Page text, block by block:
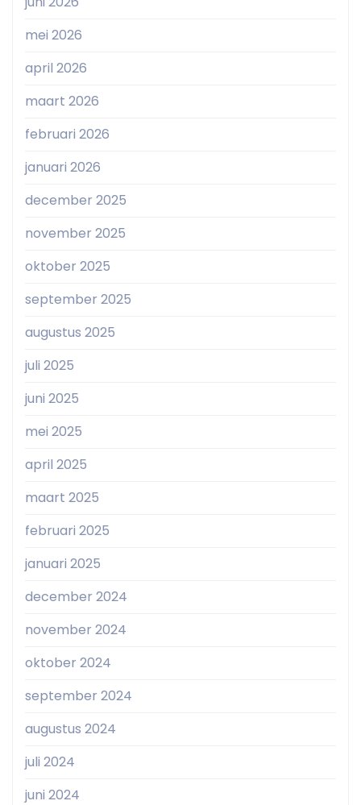
mei 2026
april 2026
maart 2026
februari 2026
januari 2026
december 2025
november 2025
oktober 2025
september 2025
augustus 2025
juli 2025
juni 2025
mei 2025
april 2025
maart 2025
februari 2025
januari 2025
december 2024
november 2024
oktober 2024
september 2024
augustus 2024
juli 2024
juni 2024